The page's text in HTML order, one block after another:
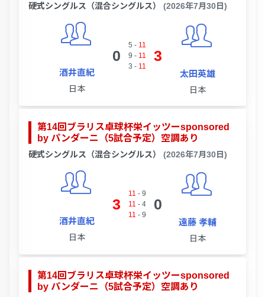
硬式シングルス（混合シングルス） (2026年7月30日)
酒井直紀
日本
0
5 - 11
9 - 11
3 - 11
3
太田英雄
日本
第14回ブラリス卓球杯栄イッツーsponsored
by パンダーニ（5試合予定）空調あり
硬式シングルス（混合シングルス） (2026年7月30日)
酒井直紀
日本
3
11 - 9
11 - 4
11 - 9
0
遠藤 孝輔
日本
第14回ブラリス卓球杯栄イッツーsponsored
by パンダーニ（5試合予定）空調あり